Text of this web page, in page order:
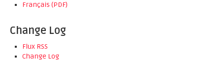
Français (PDF)
Change Log
Flux RSS
Change Log